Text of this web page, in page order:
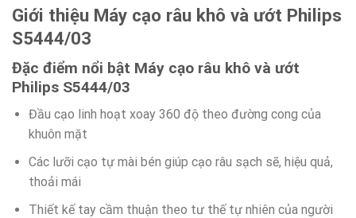
Giới thiệu Máy cạo râu khô và ướt Philips
S5444/03
Đặc điểm nổi bật Máy cạo râu khô và ướt
Philips S5444/03
Đầu cạo linh hoạt xoay 360 độ theo đường cong của
khuôn mặt
Các lưỡi cạo tự mài bén giúp cạo râu sạch sẽ, hiệu quả,
thoải mái
Thiết kế tay cầm thuận theo tư thế tự nhiên của người